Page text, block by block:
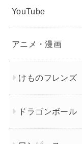
YouTube
アニメ・漫画
けものフレンズ
ドラゴンボール